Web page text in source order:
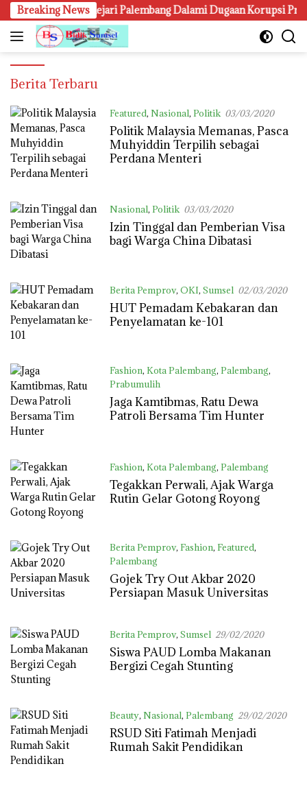
Langsung
ke
konten
Breaking NewsKejari Palembang Dalami Dugaan Korupsi Proyek
Bidik
Berita Terbaru
Featured, Nasional, Politik 03/03/2020
Politik Malaysia Memanas, Pasca
Muhyiddin Terpilih sebagai
Perdana Menteri
Nasional, Politik 03/03/2020
Izin Tinggal dan Pemberian Visa
bagi Warga China Dibatasi
Berita Pemprov, OKI, Sumsel 02/03/2020
HUT Pemadam Kebakaran dan
Penyelamatan ke-101
Fashion, Kota Palembang, Palembang,
Prabumulih
02/03/2020
Jaga Kamtibmas, Ratu Dewa
Patroli Bersama Tim Hunter
Fashion, Kota Palembang, Palembang
02/03/2020
Tegakkan Perwali, Ajak Warga
Rutin Gelar Gotong Royong
Berita Pemprov, Fashion, Featured,
Palembang
29/02/2020
Gojek Try Out Akbar 2020
Persiapan Masuk Universitas
Berita Pemprov, Sumsel 29/02/2020
Siswa PAUD Lomba Makanan
Bergizi Cegah Stunting
Beauty, Nasional, Palembang 29/02/2020
RSUD Siti Fatimah Menjadi
Rumah Sakit Pendidikan